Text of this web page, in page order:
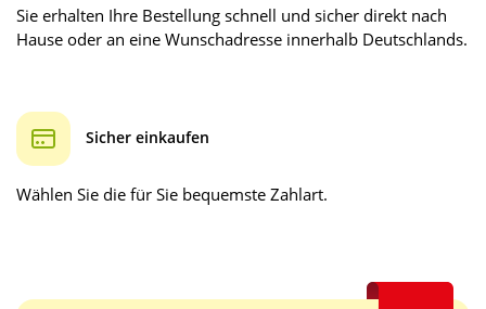
Sie erhalten Ihre Bestellung schnell und sicher direkt nach
Hause oder an eine Wunschadresse innerhalb Deutschlands.
Sicher einkaufen
Wählen Sie die für Sie bequemste Zahlart.